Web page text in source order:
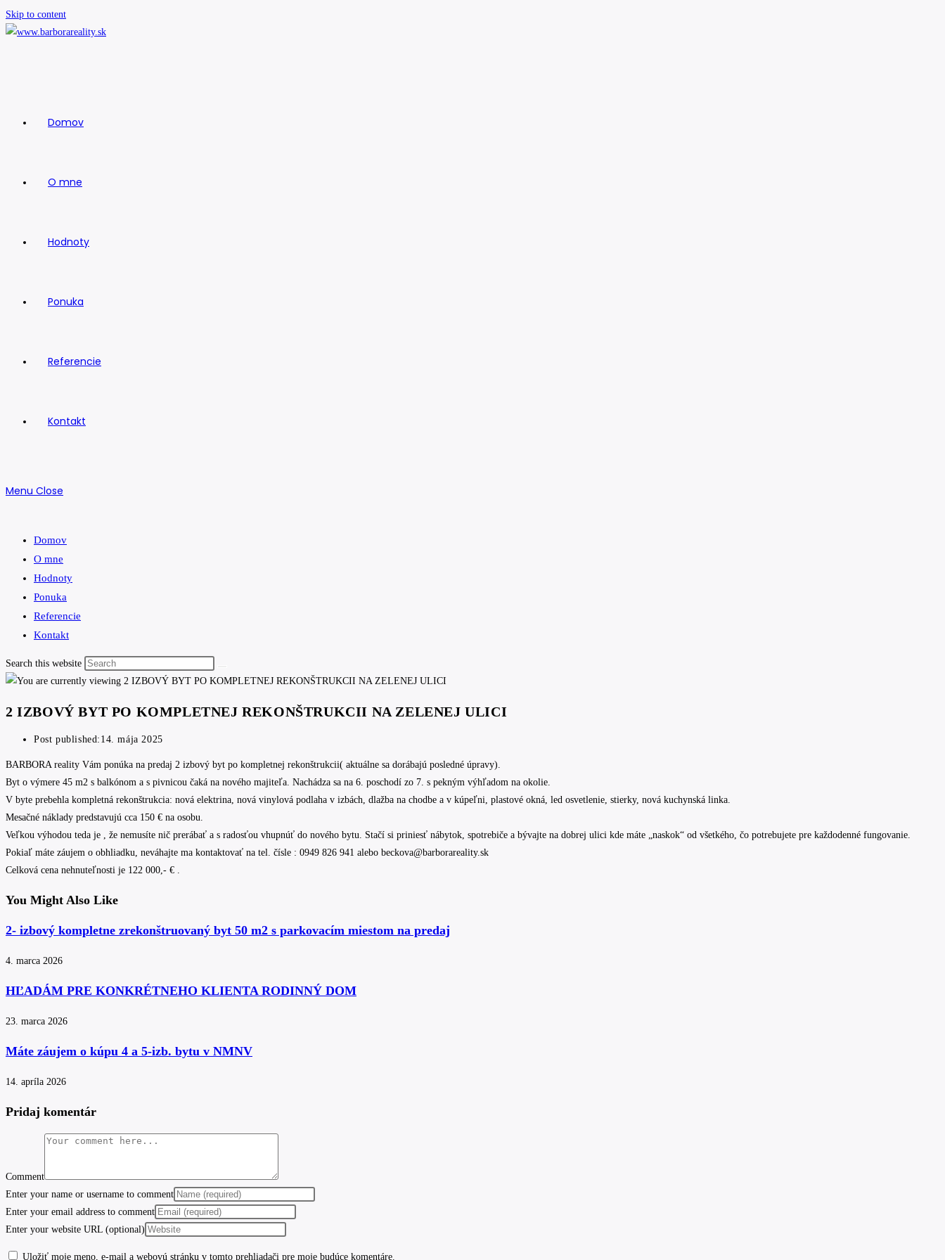
Skip to content
Domov
O mne
Hodnoty
Ponuka
Referencie
Kontakt
Menu Close
Domov
O mne
Hodnoty
Ponuka
Referencie
Kontakt
Search this website
2 IZBOVÝ BYT PO KOMPLETNEJ REKONŠTRUKCII NA ZELENEJ ULICI
Post published: 14. mája 2025
BARBORA reality Vám ponúka na predaj 2 izbový byt po kompletnej rekonštrukcii( aktuálne sa dorábajú posledné úpravy).
Byt o výmere 45 m2 s balkónom a s pivnicou čaká na nového majiteľa. Nachádza sa na 6. poschodí zo 7. s pekným výhľadom na okolie.
V byte prebehla kompletná rekonštrukcia: nová elektrina, nová vinylová podlaha v izbách, dlažba na chodbe a v kúpeľni, plastové okná, led osvetlenie, stierky, nová kuchynská linka.
Mesačné náklady predstavujú cca 150 € na osobu.
Veľkou výhodou teda je , že nemusíte nič prerábať a s radosťou vhupnúť do nového bytu. Stačí si priniesť nábytok, spotrebiče a bývajte na dobrej ulici kde máte „naskok“ od všetkého, čo potrebujete pre každodenné fungovanie.
Pokiaľ máte záujem o obhliadku, neváhajte ma kontaktovať na tel. čísle : 0949 826 941 alebo beckova@barborareality.sk
Celková cena nehnuteľnosti je 122 000,- € .
You Might Also Like
2- izbový kompletne zrekonštruovaný byt 50 m2 s parkovacím miestom na predaj
4. marca 2026
HĽADÁM PRE KONKRÉTNEHO KLIENTA RODINNÝ DOM
23. marca 2026
Máte záujem o kúpu 4 a 5-izb. bytu v NMNV
14. apríla 2026
Pridaj komentár
Comment
Enter your name or username to comment
Enter your email address to comment
Enter your website URL (optional)
Uložiť moje meno, e-mail a webovú stránku v tomto prehliadači pre moje budúce komentáre.